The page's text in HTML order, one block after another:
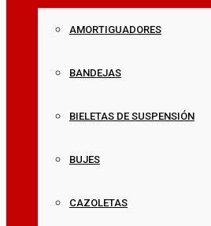
AMORTIGUADORES
BANDEJAS
BIELETAS DE SUSPENSIÓN
BUJES
CAZOLETAS